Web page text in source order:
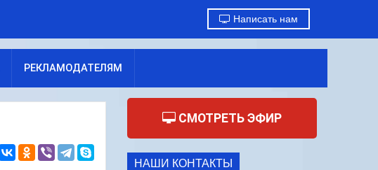
Написать нам
РЕКЛАМОДАТЕЛЯМ
СМОТРЕТЬ ЭФИР
НАШИ КОНТАКТЫ